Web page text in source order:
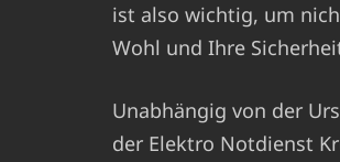
ist also wichtig, um
Wohl und Ihre
Unabhängig von der
der Elektro Notdienst